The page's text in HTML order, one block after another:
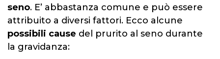
seno. E’ abbastanza comune e può essere
attribuito a diversi fattori. Ecco alcune
possibili cause del prurito al seno durante
la gravidanza: